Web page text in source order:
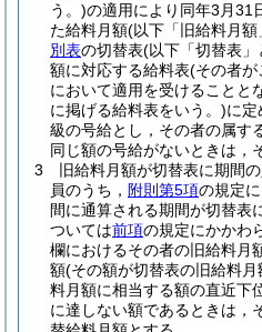
う。)の適用により同年3月31
た給料月額(以下「旧給料月額
別表の切替表(以下「切替表」
額に対応する給料表(その者が
において適用を受けることと
に掲げる給料表をいう。)に定
級の号給とし，その者の属す
同じ額の号給がないときは，
3
旧給料月額が切替表に期間
員のうち， 附則第5項の規定
間に通算される期間が切替表
ついては前項の規定にかかわ
欄におけるその者の旧給料月
額(その額が切替表の旧給料
料月額に相当する額の直近下
に達しない額であるときは，